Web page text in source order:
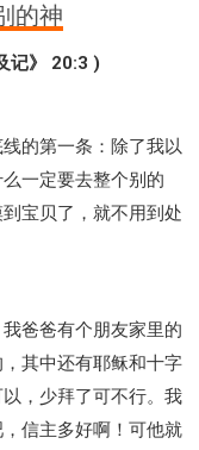
的神
记》 20:3 )
的第一条：除了我以
一定要去整个别的
宝贝了，就不用到处
爸爸有个朋友家里的
其中还有耶稣和十字
，少拜了可不行。我
信主多好啊！可他就